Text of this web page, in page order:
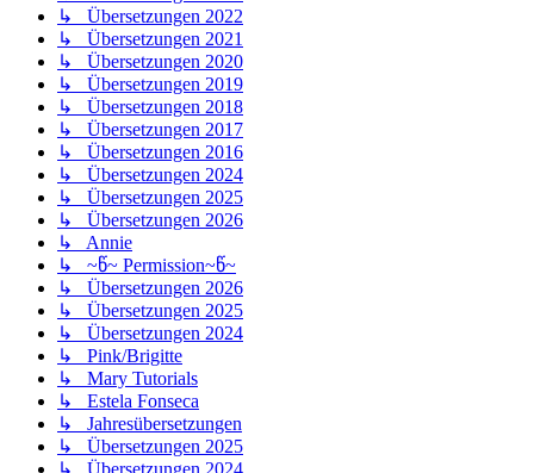
↳ Übersetzungen 2022
↳ Übersetzungen 2021
↳ Übersetzungen 2020
↳ Übersetzungen 2019
↳ Übersetzungen 2018
↳ Übersetzungen 2017
↳ Übersetzungen 2016
↳ Übersetzungen 2024
↳ Übersetzungen 2025
↳ Übersetzungen 2026
↳ Annie
↳ ~წ~ Permission~წ~
↳ Übersetzungen 2026
↳ Übersetzungen 2025
↳ Übersetzungen 2024
↳ Pink/Brigitte
↳ Mary Tutorials
↳ Estela Fonseca
↳ Jahresübersetzungen
↳ Übersetzungen 2025
↳ Übersetzungen 2024